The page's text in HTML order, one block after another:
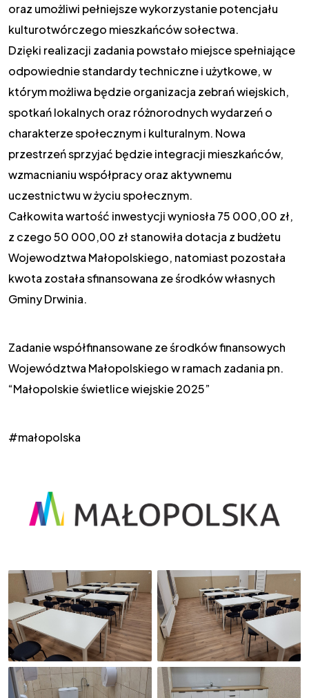
oraz umożliwi pełniejsze wykorzystanie potencjału
kulturotwórczego mieszkańców sołectwa.
Dzięki realizacji zadania powstało miejsce spełniające
odpowiednie standardy techniczne i użytkowe, w
którym możliwa będzie organizacja zebrań wiejskich,
spotkań lokalnych oraz różnorodnych wydarzeń o
charakterze społecznym i kulturalnym. Nowa
przestrzeń sprzyjać będzie integracji mieszkańców,
wzmacnianiu współpracy oraz aktywnemu
uczestnictwu w życiu społecznym.
Całkowita wartość inwestycji wyniosła 75 000,00 zł,
z czego 50 000,00 zł stanowiła dotacja z budżetu
Wojewodztwa Małopolskiego, natomiast pozostała
kwota została sfinansowana ze środków własnych
Gminy Drwinia.
Zadanie współfinansowane ze środków finansowych
Województwa Małopolskiego w ramach zadania pn.
“Małopolskie świetlice wiejskie 2025”
#małopolska